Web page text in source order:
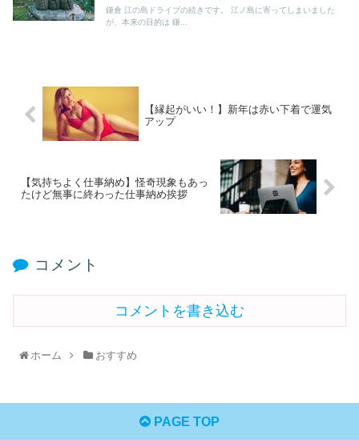
鎌倉 江の島ドライブの続きです。 江ノ島に寄ってしまいました
が、本来の目的は 鎌...
【縁起がいい！】新年は赤い下着で運気
アップ
【気持ちよく仕事納め】怪奇現象もあっ
たけど無事に終わった仕事納め挨拶
コメント
コメントを書き込む
ホーム おすすめ
PAGE TOP